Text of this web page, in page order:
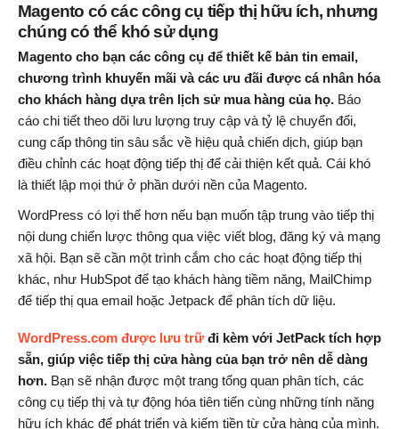
Magento có các công cụ tiếp thị hữu ích, nhưng
chúng có thể khó sử dụng
Magento cho bạn các công cụ để thiết kế bản tin email,
chương trình khuyến mãi và các ưu đãi được cá nhân hóa
cho khách hàng dựa trên lịch sử mua hàng của họ. Báo
cáo chi tiết theo dõi lưu lượng truy cập và tỷ lệ chuyển đổi,
cung cấp thông tin sâu sắc về hiệu quả chiến dịch, giúp bạn
điều chỉnh các hoạt động tiếp thị để cải thiện kết quả. Cái khó
là thiết lập mọi thứ ở phần dưới nền của Magento.
WordPress có lợi thế hơn nếu bạn muốn tập trung vào tiếp thị
nội dung chiến lược thông qua việc viết blog, đăng ký và mạng
xã hội. Bạn sẽ cần một trình cắm cho các hoạt động tiếp thị
khác, như HubSpot để tạo khách hàng tiềm năng, MailChimp
để tiếp thị qua email hoặc Jetpack để phân tích dữ liệu.
WordPress.com được lưu trữ đi kèm với JetPack tích hợp
sẵn, giúp việc tiếp thị cửa hàng của bạn trở nên dễ dàng
hơn. Bạn sẽ nhận được một trang tổng quan phân tích, các
công cụ tiếp thị và tự động hóa tiên tiến cùng những tính năng
hữu ích khác để phát triển và kiếm tiền từ cửa hàng của mình.